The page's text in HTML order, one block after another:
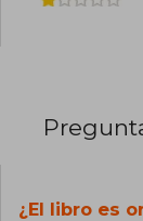
¿El libro es